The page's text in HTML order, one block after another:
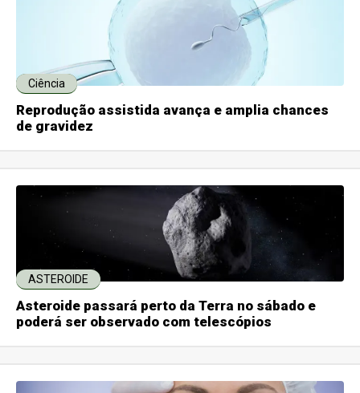
Ciência
Reprodução assistida avança e amplia chances
de gravidez
ASTEROIDE
Asteroide passará perto da Terra no sábado e
poderá ser observado com telescópios